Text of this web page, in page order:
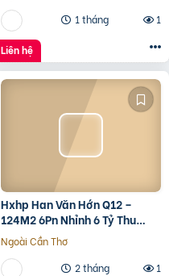
1 tháng
1
Liên hệ
Hxhp Han Văn Hớn Q12 –
124M2 6Pn Nhỉnh 6 Tỷ Thu
15Tr/Tháng
Ngoài Cần Thơ
2 tháng
1